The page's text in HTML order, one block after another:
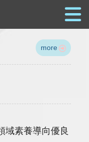
more
域素養導向優良